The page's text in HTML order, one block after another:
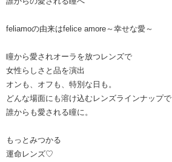
feliamoの由来はfelice amore～幸せな愛～
瞳から愛されオーラを放つレンズで
女性らしさと品を演出
オンも、オフも、特別な日も。
どんな場面にも溶け込むレンズラインナップで
誰からも愛される瞳に。
もっとみつかる
運命レンズ♡